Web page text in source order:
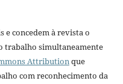
e concedem à revista o
trabalho simultaneamente
Attributionque
com reconhecimento da